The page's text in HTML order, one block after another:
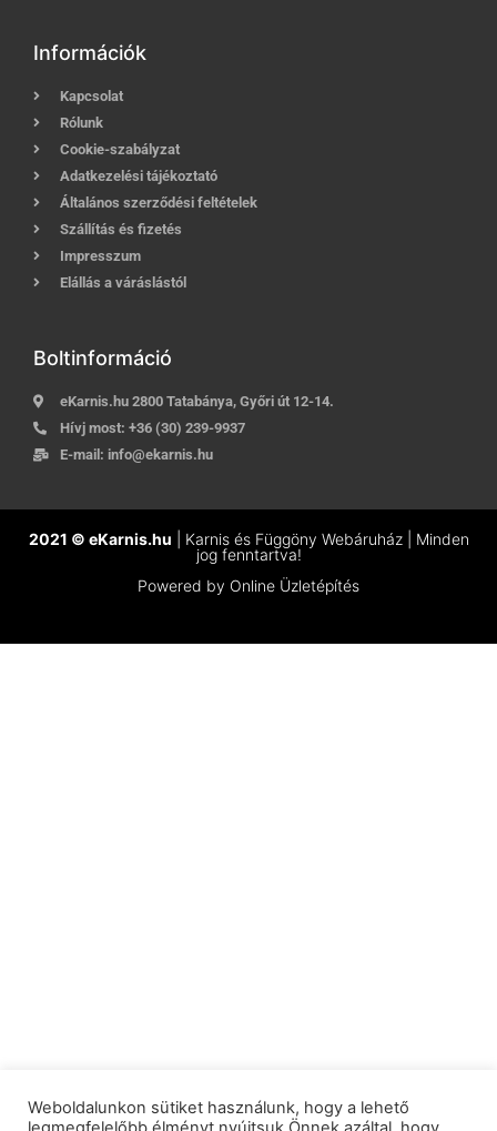
Információk
Kapcsolat
Rólunk
Cookie-szabályzat
Adatkezelési tájékoztató
Általános szerződési feltételek
Szállítás és fizetés
Impresszum
Elállás a váráslástól
Boltinformáció
eKarnis.hu 2800 Tatabánya, Győri út 12-14.
Hívj most: +36 (30) 239-9937
E-mail: info@ekarnis.hu
2021 © eKarnis.hu | Karnis és Függöny Webáruház | Minden
jog fenntartva!
Powered by Online Üzletépítés
Weboldalunkon sütiket használunk, hogy a lehető